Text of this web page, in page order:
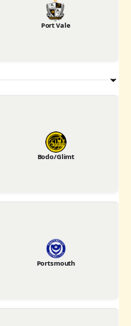
Port Vale
Bodo/Glimt
Portsmouth